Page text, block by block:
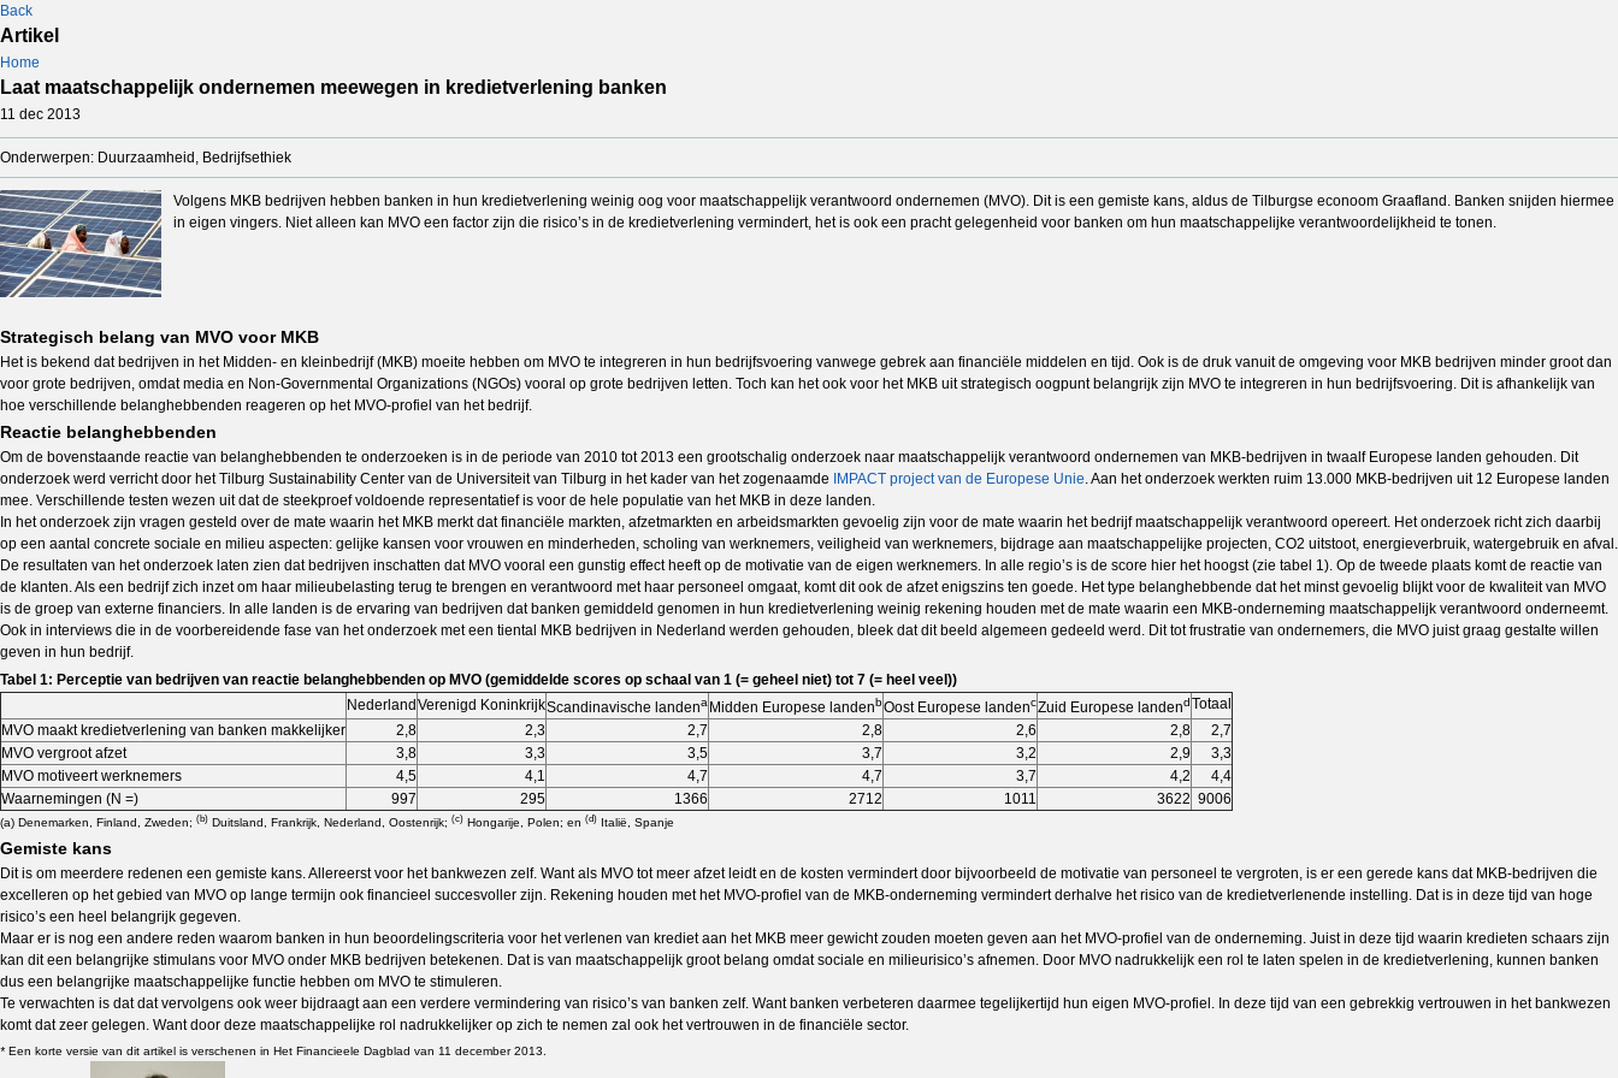
Back
Artikel
Home
Laat maatschappelijk ondernemen meewegen in kredietverlening banken
11 dec 2013
Onderwerpen: Duurzaamheid, Bedrijfsethiek
Volgens MKB bedrijven hebben banken in hun kredietverlening weinig oog voor maatschappelijk verantwoord ondernemen (MVO). Dit is een gemiste kans, aldus de Tilburgse econoom Graafland. Banken snijden hiermee
in eigen vingers. Niet alleen kan MVO een factor zijn die risico’s in de kredietverlening vermindert, het is ook een pracht gelegenheid voor banken om hun maatschappelijke verantwoordelijkheid te tonen.
Strategisch belang van MVO voor MKB
Het is bekend dat bedrijven in het Midden- en kleinbedrijf (MKB) moeite hebben om MVO te integreren in hun bedrijfsvoering vanwege gebrek aan financiële middelen en tijd. Ook is de druk vanuit de omgeving voor MKB bedrijven minder groot dan
voor grote bedrijven, omdat media en Non-Governmental Organizations (NGOs) vooral op grote bedrijven letten. Toch kan het ook voor het MKB uit strategisch oogpunt belangrijk zijn MVO te integreren in hun bedrijfsvoering. Dit is afhankelijk van
hoe verschillende belanghebbenden reageren op het MVO-profiel van het bedrijf.
Reactie belanghebbenden
Om de bovenstaande reactie van belanghebbenden te onderzoeken is in de periode van 2010 tot 2013 een grootschalig onderzoek naar maatschappelijk verantwoord ondernemen van MKB-bedrijven in twaalf Europese landen gehouden. Dit
onderzoek werd verricht door het Tilburg Sustainability Center van de Universiteit van Tilburg in het kader van het zogenaamde
IMPACT project van de Europese Unie. Aan het onderzoek werkten ruim 13.000 MKB-bedrijven uit 12 Europese landen
mee. Verschillende testen wezen uit dat de steekproef voldoende representatief is voor de hele populatie van het MKB in deze landen.
In het onderzoek zijn vragen gesteld over de mate waarin het MKB merkt dat financiële markten, afzetmarkten en arbeidsmarkten gevoelig zijn voor de mate waarin het bedrijf maatschappelijk verantwoord opereert. Het onderzoek richt zich daarbij
op een aantal concrete sociale en milieu aspecten: gelijke kansen voor vrouwen en minderheden, scholing van werknemers, veiligheid van werknemers, bijdrage aan maatschappelijke projecten, CO2 uitstoot, energieverbruik, watergebruik en afval.
De resultaten van het onderzoek laten zien dat bedrijven inschatten dat MVO vooral een gunstig effect heeft op de motivatie van de eigen werknemers. In alle regio’s is de score hier het hoogst (zie tabel 1). Op de tweede plaats komt de reactie van
de klanten. Als een bedrijf zich inzet om haar milieubelasting terug te brengen en verantwoord met haar personeel omgaat, komt dit ook de afzet enigszins ten goede. Het type belanghebbende dat het minst gevoelig blijkt voor de kwaliteit van MVO
is de groep van externe financiers. In alle landen is de ervaring van bedrijven dat banken gemiddeld genomen in hun kredietverlening weinig rekening houden met de mate waarin een MKB-onderneming maatschappelijk verantwoord onderneemt.
Ook in interviews die in de voorbereidende fase van het onderzoek met een tiental MKB bedrijven in Nederland werden gehouden, bleek dat dit beeld algemeen gedeeld werd. Dit tot frustratie van ondernemers, die MVO juist graag gestalte willen
geven in hun bedrijf.
Tabel 1: Perceptie van bedrijven van reactie belanghebbenden op MVO (gemiddelde scores op schaal van 1 (= geheel niet) tot 7 (= heel veel))
Neder­land Verenigd KoninkrijkScan­dina­vi­sche lan­dena Midden Europese landenbOost Europese landencZuid Europese landendTotaal
MVO maakt kredietverlening van banken makkelijker
2,8 2,3 2,7 2,8 2,6 2,8
2,7
MVO vergroot afzet
3,8 3,3 3,5 3,7 3,2 2,9
3,3
MVO motiveert werknemers
4,5 4,1 4,7 4,7 3,7 4,2
4,4
Waarnemingen (N =)
997 295 1366 2712 1011 3622 9006
(a) Denemarken, Finland, Zweden; (b) Duitsland, Frankrijk, Nederland, Oostenrijk; (c) Hongarije, Polen; en (d) Italië, Spanje
Gemiste kans
Dit is om meerdere redenen een gemiste kans. Allereerst voor het bankwezen zelf. Want als MVO tot meer afzet leidt en de kosten vermindert door bijvoorbeeld de motivatie van personeel te vergroten, is er een gerede kans dat MKB-bedrijven die
excelleren op het gebied van MVO op lange termijn ook financieel succesvoller zijn. Rekening houden met het MVO-profiel van de MKB-onderneming vermindert derhalve het risico van de kredietverlenende instelling. Dat is in deze tijd van hoge
risico’s een heel belangrijk gegeven.
Maar er is nog een andere reden waarom banken in hun beoordelingscriteria voor het verlenen van krediet aan het MKB meer gewicht zouden moeten geven aan het MVO-profiel van de onderneming. Juist in deze tijd waarin kredieten schaars zijn
kan dit een belangrijke stimulans voor MVO onder MKB bedrijven betekenen. Dat is van maatschappelijk groot belang omdat sociale en milieurisico’s afnemen. Door MVO nadrukkelijk een rol te laten spelen in de kredietverlening, kunnen banken
dus een belangrijke maatschappelijke functie hebben om MVO te stimuleren.
Te verwachten is dat dat vervolgens ook weer bijdraagt aan een verdere vermindering van risico’s van banken zelf. Want banken verbeteren daarmee tegelijkertijd hun eigen MVO-profiel. In deze tijd van een gebrekkig vertrouwen in het bankwezen
komt dat zeer gelegen. Want door deze maatschappelijke rol nadrukkelijker op zich te nemen zal ook het vertrouwen in de financiële sector.
* Een korte versie van dit artikel is verschenen in Het Financieele Dagblad van 11 december 2013.